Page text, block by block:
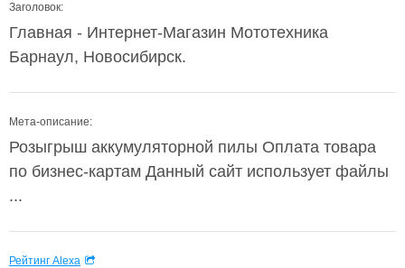
Заголовок:
Главная - Интернет-Магазин Мототехника
Барнаул, Новосибирск.
Мета-описание:
Розыгрыш аккумуляторной пилы Оплата товара
по бизнес-картам Данный сайт использует файлы
...
Рейтинг Alexa